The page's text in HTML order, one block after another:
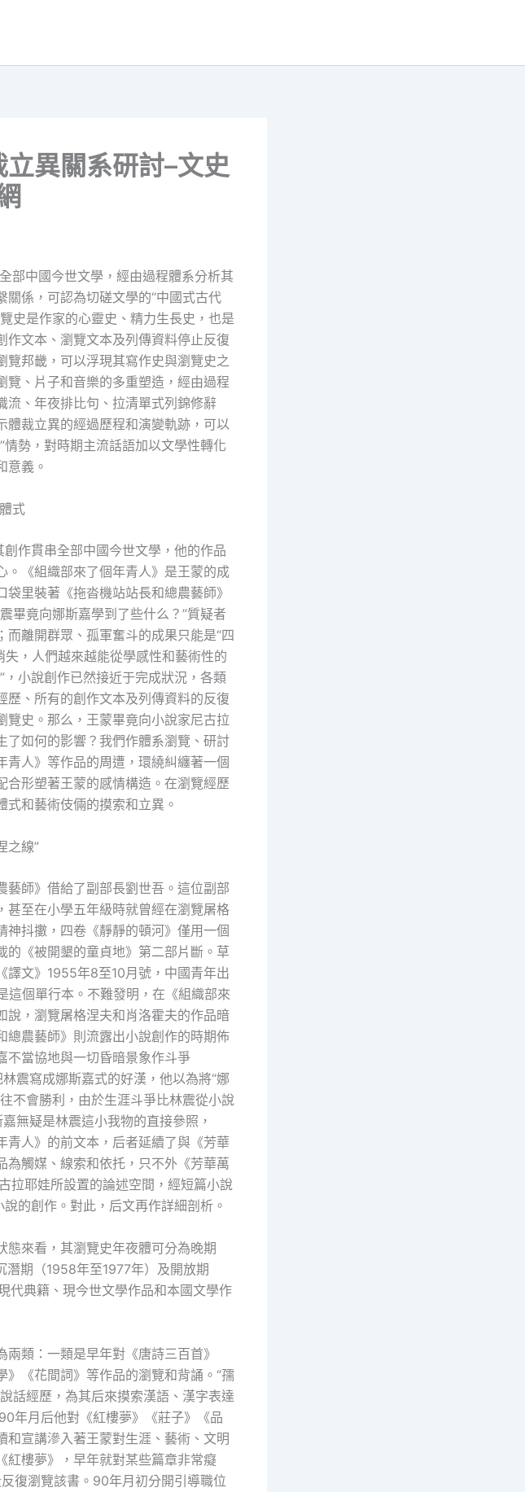
異關系研討–文史
部中國今世文學，經由過程體系分析其
係，可認為切磋文學的“中國式古代
史是作家的心靈史、精力生長史，也是
作文本、瀏覽文本及列傳資料停止反復
覽邦畿，可以浮現其寫作史與瀏覽史之
覽、片子和音樂的多重塑造，經由過程
流、年夜排比句、拉清單式列錦修辭
體裁立異的經過歷程和演變軌跡，可以
勢，對時期主流話語加以文學性轉化
意義。
式
作貫串全部中國今世文學，他的作品
。《組織部來了個年青人》是王蒙的成
里裝著《拖沓機站站長和總農藝師》
畢竟向娜斯嘉學到了些什么？”質疑者
離開群眾、孤軍奮斗的成果只能是“四
，人們越來越能從學感性和藝術性的
小說創作已然接近于完成狀況，各類
、所有的創作文本及列傳資料的反復
史。那么，王蒙畢竟向小說家尼古拉
了如何的影響？我們作體系瀏覽、研討
人》等作品的周遭，環繞糾纏著一個
形塑著王蒙的感情構造。在瀏覽經歷
和藝術伎倆的摸索和立異。
之線”
師》借給了副部長劉世吾。這位副部
甚至在小學五年級時就曾經在瀏覽屠格
抖擻，四卷《靜靜的頓河》僅用一個
《被開墾的童貞地》第二部片斷。草
譯文》1955年8至10月號，中國青年出
這個單行本。不難發明，在《組織部來
說，瀏覽屠格涅夫和肖洛霍夫的作品暗
總農藝師》則流露出小說創作的時期佈
不當協地與一切昏暗景象作斗爭
震寫成娜斯嘉式的好漢，他以為將“娜
不會勝利，由於生涯斗爭比林震從小說
無疑是林震這小我物的直接參照，
青人》的前文本，后者延續了與《芳華
為觸媒、線索和依托，只不外《芳華萬
拉耶娃所設置的論述空間，經短篇小說
的創作。對此，后文再作詳細剖析。
態來看，其瀏覽史年夜體可分為晚期
潛期（1958年至1977年）及開放期
代典籍、現今世文學作品和本國文學作
類：一類是早年對《唐詩三百首》
》《花間詞》等作品的瀏覽和背誦。“孺
話經歷，為其后來摸索漢語、漢字表達
年月后他對《紅樓夢》《莊子》《品
宣講滲入著王蒙對生涯、藝術、文明
紅樓夢》，早年就對某些篇章非常癡
復瀏覽該書。90年月初分開引導職位